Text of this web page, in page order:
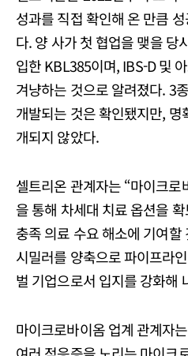
성과를 직접 확인해 온 만큼
다. 양 사가 첫 협업을 맺을 당
입한 KBL385이며, IBS-D 및
겨냥하는 것으로 알려졌다. 3
개발되는 것은 확인됐지만,
개되지 않았다.
셀트리온 관계자는 “마이크
을 통해 차세대 치료 옵션을
충족 의료 수요 해소에 기여할
시밀러를 양축으로 파이프라
벌 기업으로서 입지를 강화해
마이크로바이옴 업계 관계자